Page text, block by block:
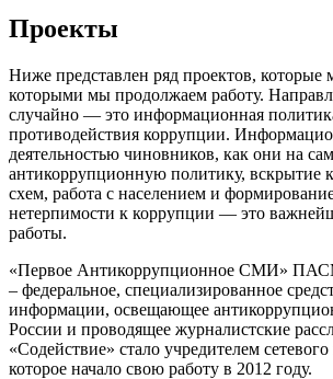
Проекты
Ниже представлен ряд проектов, которые
которыми мы продолжаем работу.
случайно — это информационная
противодействия коррупции.
деятельностью чиновников, как они на
антикоррупционную политику, вскрытие
схем, работа с населением и
нетерпимости к коррупции — это
работы.
«Первое Антикоррупционное СМИ»
– федеральное, специализированное
информации, освещающее
России и проводящее журналистские
«Содействие» стало учредителем
которое начало свою работу в 2012 году.